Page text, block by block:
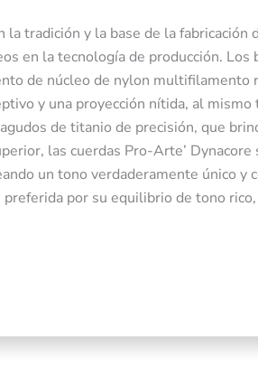
tradición y la base de la fabricación
en la tecnología de producción. Los
de núcleo de nylon multifilamento
y una proyección nítida, al
de titanio de precisión, que
las cuerdas Pro-Arte’ Dynacore
un tono verdaderamente único y
por su equilibrio de tono
DADDARIO EJ45TT Titanium
a su calidad y durabilidad.
y una afinación precisa en cada
para guitarristas que buscan un
calidad: Proporciona un tono
tocando rock, blues o jazz, el